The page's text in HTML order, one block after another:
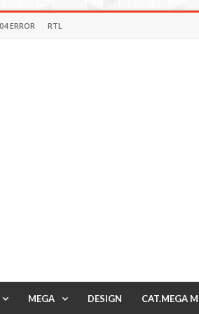
ERROR RTL
MEGA DESIGN CAT.MEGA